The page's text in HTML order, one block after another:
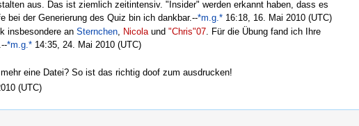
aus. Das ist ziemlich zeitintensiv. "Insider" werden erkannt haben, dass es
bei der Generierung des Quiz bin ich dankbar.--*m.g.* 16:18, 16. Mai 2010 (UTC)
insbesondere anSternchen Nicola und"Chris"07 . Für die Übung fand ich Ihre
*m.g.* 14:35, 24. Mai 2010 (UTC)
eine Datei? So ist das richtig doof zum ausdrucken!
(UTC)